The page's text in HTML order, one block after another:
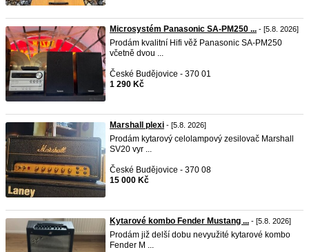
Microsystém Panasonic SA-PM250 ... - [5.8. 2026]
Prodám kvalitní Hifi věž Panasonic SA-PM250
včetně dvou ...
České Budějovice - 370 01
1 290 Kč
Marshall plexi - [5.8. 2026]
Prodám kytarový celolampový zesilovač Marshall
SV20 vyr ...
České Budějovice - 370 08
15 000 Kč
Kytarové kombo Fender Mustang ... - [5.8. 2026]
Prodám již delší dobu nevyužité kytarové kombo
Fender M ...